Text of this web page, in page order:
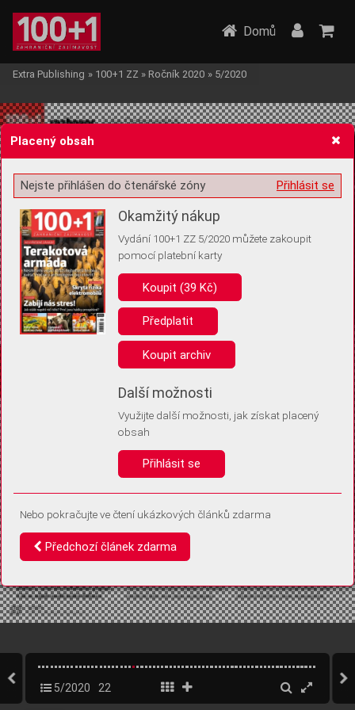
Žádost o souhlas s ukládáním volitelných informací
Pro základní fungování webu nepotřebujeme ukládat žádné informace
(tzv. cookies apod.). Rádi bychom vás ale požádali o souhlas s
uložením volitelných informací:
Anonymní unikátní ID
Díky němu příště poznáme, že se jedná o stejné zařízení, a
Identifikátor je zcela anonymní.
Vaše souhlasy a odmítnutí si ukládáme do vašeho zařízení, abychom se
vás už příště znovu neptali. Můžete je kdykoli později upravit ve Správě
Domů
Extra Publishing » 100+1 ZZ » Ročník 2020 » 5/2020
5/2020 22
Placený obsah
Přihlásit se
Nejste přihlášen do čtenářské zóny
Okamžitý nákup
Vydání 100+1 ZZ 5/2020 můžete zakoupit
pomocí platební karty
Koupit (39 Kč)
Předplatit
Koupit archiv
Další možnosti
Využijte další možnosti, jak získat placený
obsah
Přihlásit se
Nebo pokračujte ve čtení ukázkových článků zdarma
Předchozí článek zdarma